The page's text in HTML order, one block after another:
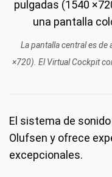
La pantalla central es
×720). El Virtual Cockpit
El sistema de
Olufsen y ofrece
excepcionales.